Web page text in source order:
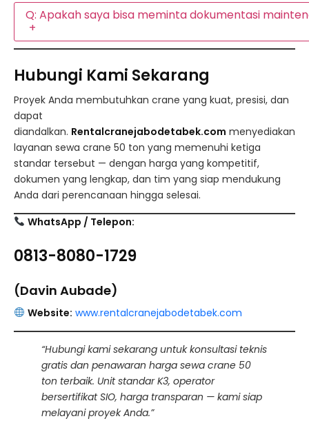
Q: Apakah saya bisa meminta dokumentasi
+
Hubungi Kami Sekarang
Proyek Anda membutuhkan crane yang kuat, presisi, dan
dapat
diandalkan. Rentalcranejabodetabek.com menyediakan
layanan sewa crane 50 ton yang memenuhi ketiga
standar tersebut — dengan harga yang kompetitif,
dokumen yang lengkap, dan tim yang siap mendukung
Anda dari perencanaan hingga selesai.
WhatsApp / Telepon:
0813-8080-1729
(Davin Aubade)
Website: www.rentalcranejabodetabek.com
“Hubungi kami sekarang untuk konsultasi teknis
gratis dan penawaran harga sewa crane 50
ton terbaik. Unit standar K3, operator
bersertifikat SIO, harga transparan — kami siap
melayani proyek Anda.”